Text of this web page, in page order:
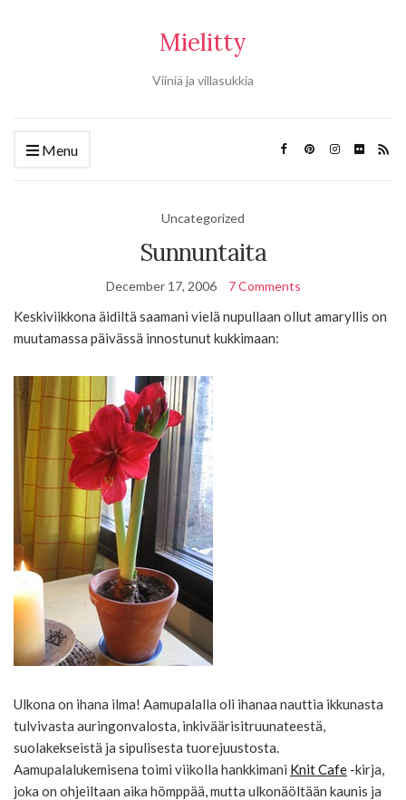
Mielitty
Viiniä ja villasukkia
Menu
Uncategorized
Sunnuntaita
December 17, 2006 7 Comments
Keskiviikkona äidiltä saamani vielä nupullaan ollut amaryllis on
muutamassa päivässä innostunut kukkimaan:
Ulkona on ihana ilma! Aamupalalla oli ihanaa nauttia ikkunasta
tulvivasta auringonvalosta, inkiväärisitruunateestä,
suolakekseistä ja sipulisesta tuorejuustosta.
Aamupalalukemisena toimi viikolla hankkimani Knit Cafe -kirja,
joka on ohjeiltaan aika hömppää, mutta ulkonäöltään kaunis ja